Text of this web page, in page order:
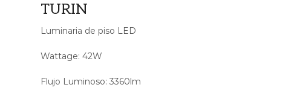
TURIN
Luminaria de piso LED
Wattage: 42W
Flujo Luminoso: 3360lm